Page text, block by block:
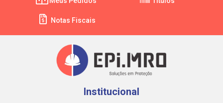
Notas Fiscais
Institucional